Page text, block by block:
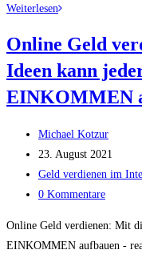
WeiterlesenNEUER
–
11,5
–
TikTok
Werbeanzeigen
&
LINK
IN
Online Geld
Ideen kann
EINKOMMEN
Beitrags-
Autor:
Michael Kotzur
Beitrag
veröffentlicht:
23. August 2021
Beitrags-
Kategorie:
Geld verdienen im
Beitrags-
0 Kommentare
Online Geld verdienen: Mit
EINKOMMEN aufbauen -